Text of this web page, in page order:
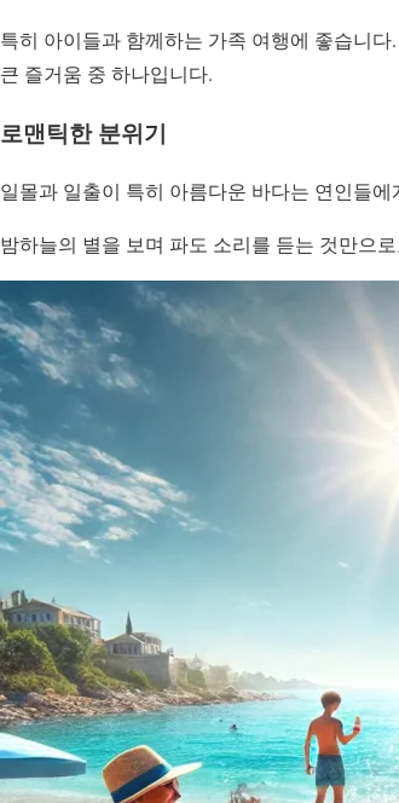
특히 아이들과 함께하는 가족 여행에 좋습니
큰 즐거움 중 하나입니다.
로맨틱한 분위기
일몰과 일출이 특히 아름다운 바다는 연인들
밤하늘의 별을 보며 파도 소리를 듣는 것만으